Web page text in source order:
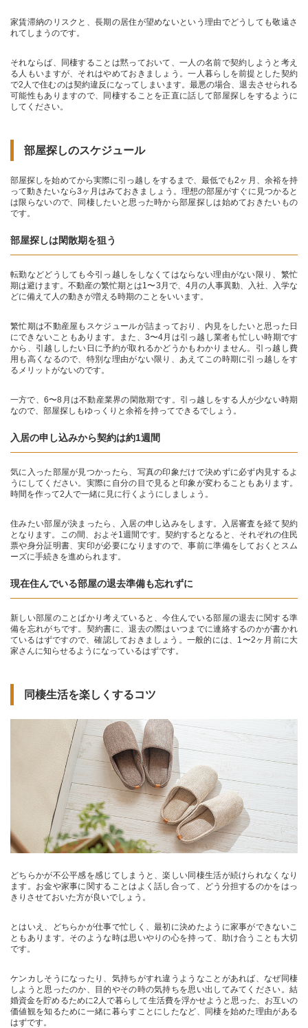
家賃滞納のリスクと、長期の居住が望めないという理由でどうしても敬遠さ
れてしまうのです。
それならば、同棲することは黙っておいて、一人の名前で契約しようと考え
る人もいますが、それはやめておきましょう。一人暮らしを前提とした契約
で2人で住むのは契約違反になってしまいます。最悪の場合、退去させられる
可能性もありますので、同棲することを正直に話して部屋探しをするように
してください。
部屋探しのスケジュール
部屋探しを始めてから実際に引っ越しをするまで、最低でも2ヶ月、余裕を持
って動きたいなら3ヶ月はみておきましょう。理想の部屋がすぐに見つかると
は限らないので、同棲したいと思った時から部屋探しは始めておきたいもの
です。
部屋探しは閑散期を狙う
転勤などどうしても今引っ越しをしなくてはならない理由がない限り、繁忙
期は避けます。不動産の繁忙期とは1〜3月で、4月の人事異動、入社、入学な
どに備えて人の動きが増える時期のことをいいます。
繁忙期は不動産屋もスケジュールが詰まっており、内見をしたいと思った日
にできないこともあります。また、3〜4月は引っ越し業者も忙しい時期です
から、引越ししたい日に予約が取れるかどうかもわかりません。引っ越し費
用も高くなるので、特別な理由がない限り、あえてこの時期に引っ越しをす
るメリットがないのです。
一方で、6〜8月は不動産業界の閑散期です。引っ越しをする人が少ない時期
なので、部屋探しもゆっくりと余裕を持ってできるでしょう。
入居の申し込みから契約は約1週間
気に入った部屋が見つかったら、写真の印象だけで決めずに必ず内見するよ
うにしてください。実際に自分の目で見ると印象が変わることもあります。
時間を作って2人で一緒に見に行くようにしましょう。
住みたい部屋が決まったら、入居の申し込みをします。入居審査を経て契約
となります。この間、およそ1週間です。契約するとなると、それぞれの住民
票や身分証明書、実印が必要になりますので、事前に準備をしておくとスム
ーズに手続きを進められます。
現在住んでいる部屋の退去準備も忘れずに
新しい部屋のことばかり考えていると、今住んでいる部屋の退去に関する準
備を忘れがちです。契約書に、退去の際はいつまでに連絡するのかが書かれ
ているはずですので、確認しておきましょう。一般的には、1〜2ヶ月前に大
家さんに知らせるようになっているはずです。
同棲生活を楽しくするコツ
どちらかが不公平感を感じてしまうと、楽しい同棲生活が続けられなくなり
ます。お金や家事に関することはよく話し合って、どう分担するのかをはっ
きりさせておいた方が良いでしょう。
とはいえ、どちらかが仕事で忙しく、最初に決めたように家事ができないこ
ともあります。そのような時は思いやりの心を持って、助け合うことも大切
です。
ケンカしそうになったり、気持ちがすれ違うようなことがあれば、なぜ同棲
しようと思ったのか、目的やその時の気持ちを思い出してみてください。結
婚資金を貯めるために2人で暮らして生活費を浮かせようと思った、お互いの
価値観を知るために一緒に暮らすことにしたなど、同棲を始めた理由がある
はずです。